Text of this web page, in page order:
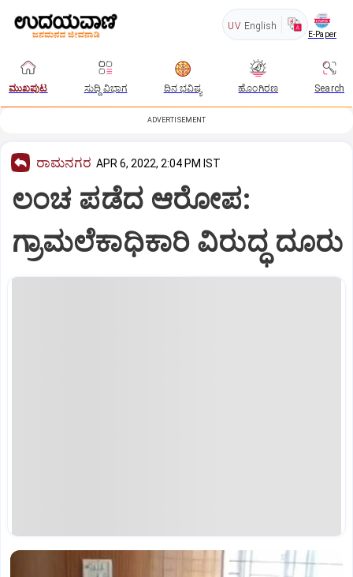
UV English
E-Paper
ಮುಖಪುಟ ಸುದ್ದಿ ವಿಭಾಗ ದಿನ ಭವಿಷ್ಯ ಹೊಂಗಿರಣ Search
ADVERTISEMENT
ರಾಮನಗರ APR 6, 2022, 2:04 PM IST
ಲಂಚ ಪಡೆದ ಆರೋಪ:
ಗ್ರಾಮಲೆಕಾಧಿಕಾರಿ ವಿರುದ್ಧ ದೂರು